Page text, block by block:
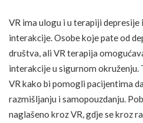
VR ima ulogu i u terapiji
interakcije. Osobe koje pate od
društva, ali VR terapija
interakcije u sigurnom
VR kako bi pomogli pacijentima
razmišljanju i samopouzdanju.
naglašeno kroz VR, gdje se kroz